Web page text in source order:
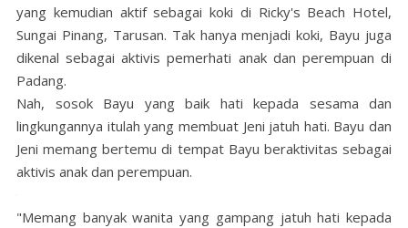
yang kemudian aktif sebagai koki di Ricky's Beach Hotel,
Sungai Pinang, Tarusan. Tak hanya menjadi koki, Bayu juga
dikenal sebagai aktivis pemerhati anak dan perempuan di
Padang.
Nah, sosok Bayu yang baik hati kepada sesama dan
lingkungannya itulah yang membuat Jeni jatuh hati. Bayu dan
Jeni memang bertemu di tempat Bayu beraktivitas sebagai
aktivis anak dan perempuan.
"Memang banyak wanita yang gampang jatuh hati kepada